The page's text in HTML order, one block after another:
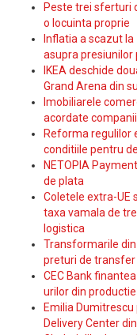
Peste trei sferturi
o locuinta proprie
Inflatia a scazut
asupra
IKEA deschide
Grand Arena din
Imobiliarele
acordate
Reforma regulilor
conditiile pentru
NETOPIA
de plata
Coletele extra-UE
taxa vamala de
logistica
Transformarile
preturi de
CEC Bank
urilor din
Emilia
Delivery Center